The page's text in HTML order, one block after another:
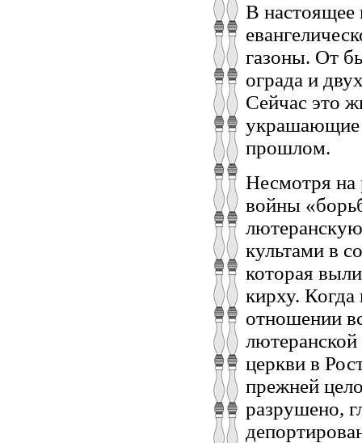
В настоящее
газоны. От
ограда и
Сейчас это
украшающие
прошлом.
Несмотря
войны
культами в
которая
кирху. Когда
отношении
церкви в
прежней
разрушено,